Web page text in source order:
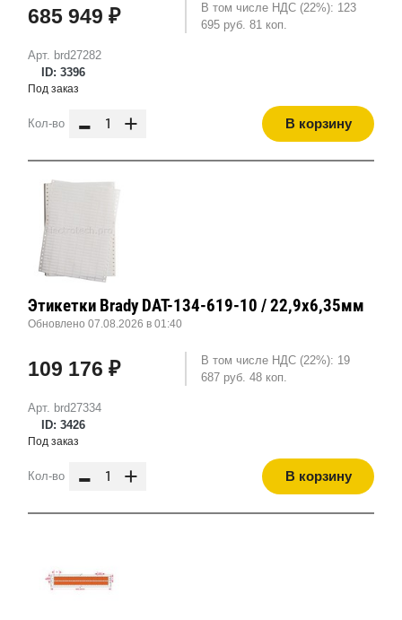
Арт. brd27282
ID: 3396
685 949 ₽
В том числе НДС (22%): 123
695 руб. 81 коп.
Под заказ
Кол-во - + В корзину
Арт. brd27334
ID: 3426
Этикетки Brady DAT-134-619-10 / 22,9x6,35мм
Обновлено 07.08.2026 в 01:40
109 176 ₽
В том числе НДС (22%): 19
687 руб. 48 коп.
Под заказ
Кол-во - + В корзину